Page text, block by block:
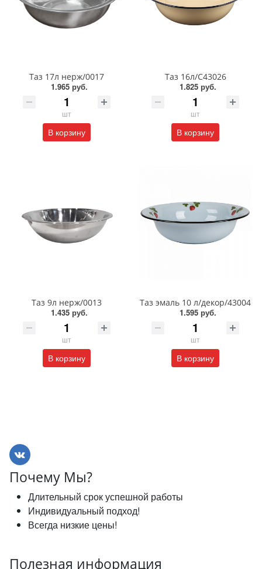
Таз 17л нерж/0017
1.965 руб.
шт
В корзину
Таз 16л/С43026
1.825 руб.
шт
В корзину
Таз 9л нерж/0013
1.435 руб.
шт
В корзину
Таз эмаль 10 л/декор/43004
1.595 руб.
шт
В корзину
Почему Мы?
Длительный срок успешной работы
Индивидуальный подход!
Всегда низкие цены!
Полезная информация